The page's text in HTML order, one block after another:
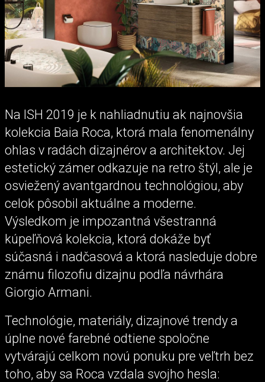
Na ISH 2019 je k nahliadnutiu ak najnovšia
kolekcia Baia Roca, ktorá mala fenomenálny
ohlas v radách dizajnérov a architektov. Jej
estetický zámer odkazuje na retro štýl, ale je
osviežený avantgardnou technológiou, aby
celok pôsobil aktuálne a moderne.
Výsledkom je impozantná všestranná
kúpeľňová kolekcia, ktorá dokáže byť
súčasná i nadčasová a ktorá nasleduje dobre
známu filozofiu dizajnu podľa návrhára
Giorgio Armani.
Technológie, materiály, dizajnové trendy a
úplne nové farebné odtiene spoločne
vytvárajú celkom novú ponuku pre veľtrh bez
toho, aby sa Roca vzdala svojho hesla: